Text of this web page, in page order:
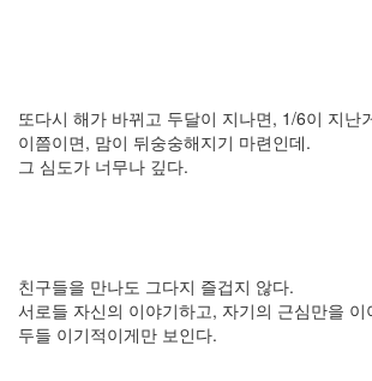
또다시 해가 바뀌고 두달이 지나면, 1/6이 지난
이쯤이면, 맘이 뒤숭숭해지기 마련인데.
그 심도가 너무나 깊다.
친구들을 만나도 그다지 즐겁지 않다.
서로들 자신의 이야기하고, 자기의 근심만을 이
두들 이기적이게만 보인다.
12
2007
년
3
4
월
10